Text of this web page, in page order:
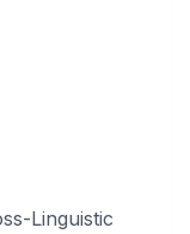
Linguistic